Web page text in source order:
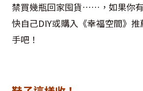
禁買幾瓶回家囤貨……，如果你有
快自己DIY或購入《幸福空間》
手吧！